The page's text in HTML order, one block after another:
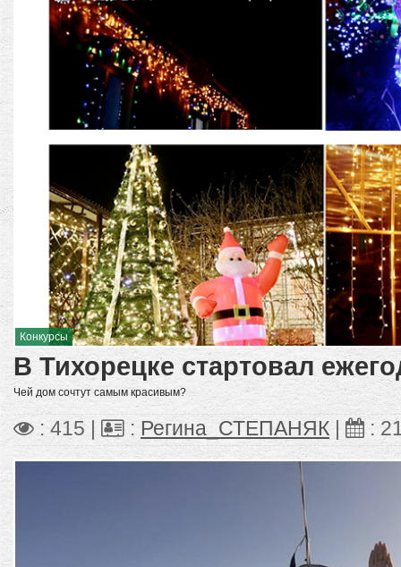
Конкурсы
В Тихорецке стартовал
Чей дом сочтут самым красивым?
: 415 | : Регина_СТЕПАНЯК :